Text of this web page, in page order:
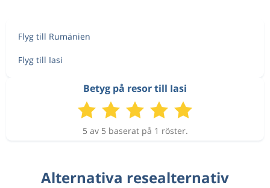
Flyg till Rumänien
Flyg till Iasi
Betyg på resor till Iasi
5 av 5 baserat på 1 röster.
Alternativa resealternativ